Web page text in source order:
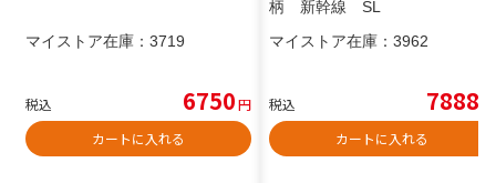
マイストア在庫： 3719
税込 6750円
カートに入れる
柄 新幹線 SL
マイストア在庫： 3962
税込 7888
カートに入れる